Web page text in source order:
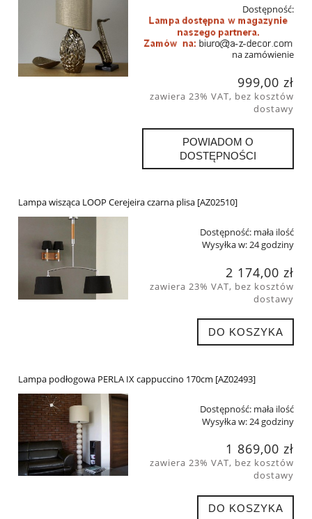
Dostępność:
na zamówienie
999,00 zł
zawiera 23% VAT, bez kosztów
dostawy
POWIADOM O
DOSTĘPNOŚCI
Lampa wisząca LOOP Cerejeira czarna plisa [AZ02510]
Dostępność: mała ilość
Wysyłka w:24 godziny
2 174,00 zł
zawiera 23% VAT, bez kosztów
dostawy
DO KOSZYKA
Lampa podłogowa PERLA IX cappuccino 170cm [AZ02493]
Dostępność: mała ilość
Wysyłka w:24 godziny
1 869,00 zł
zawiera 23% VAT, bez kosztów
dostawy
DO KOSZYKA